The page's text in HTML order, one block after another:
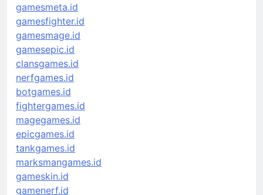
gamesmeta.id
gamesfighter.id
gamesmage.id
gamesepic.id
clansgames.id
nerfgames.id
botgames.id
fightergames.id
magegames.id
epicgames.id
tankgames.id
marksmangames.id
gameskin.id
gamenerf.id